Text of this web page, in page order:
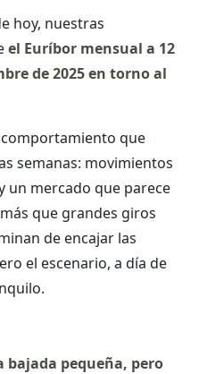
hoy, nuestras
el Euríbor mensual a 12
de 2025 en torno al
que
semanas: movimientos
un mercado que parece
que grandes giros
de encajar las
el escenario, a día de
bajada pequeña, pero